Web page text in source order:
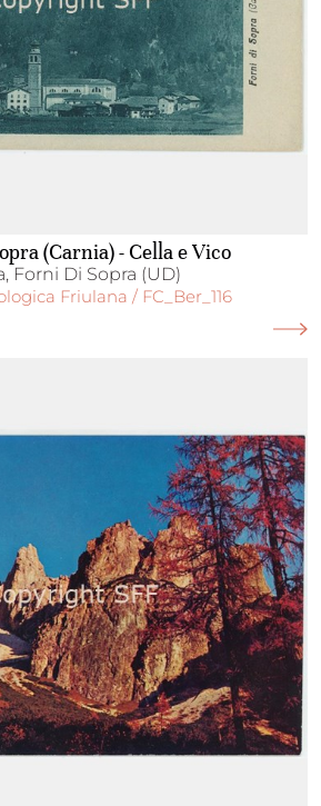
(Carnia) - Cella e Vico
Forni Di Sopra (UD)
Friulana / FC_Ber_116